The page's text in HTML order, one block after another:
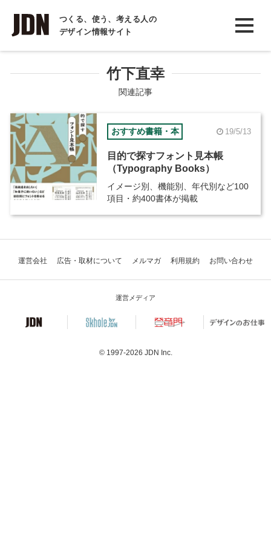
つくる、使う、考える人の
デザイン情報サイト
INTERVIEW
インタビュー
COLUMN
コラム
竹下直幸
関連記事
おすすめ書籍・本 19/5/13
目的で探すフォント見本帳
（Typography Books）
イメージ別、機能別、年代別など100
項目・約400書体が掲載
運営会社 広告・取材について メルマガ 利用規約 お問い合わせ
運営メディア
© 1997-2026 JDN Inc.